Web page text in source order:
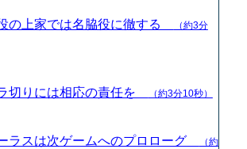
の上家では名脇役に徹する
（約3分
切りには相応の責任を （約3分10秒）
ラスは次ゲームへのプロローグ
（約